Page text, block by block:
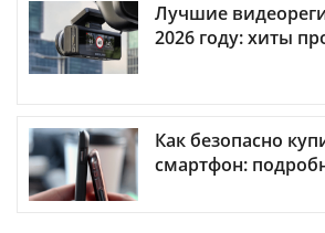
Лучшие
2026 году: хиты
Как безопасно
смартфон: